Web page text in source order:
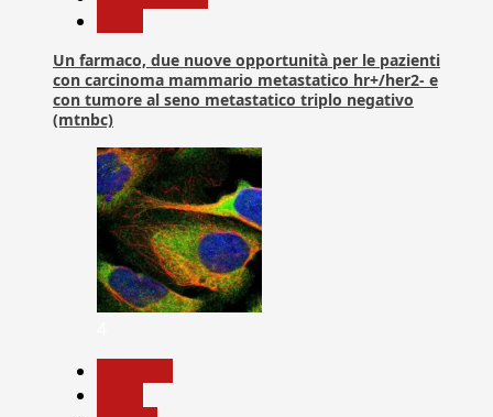
Un farmaco, due nuove opportunità per le pazienti
con carcinoma mammario metastatico hr+/her2- e
con tumore al seno metastatico triplo negativo
(mtnbc)